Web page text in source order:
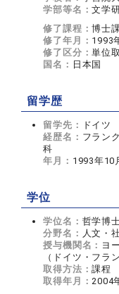
学部等名：文学
修了課程：博士
修了年月： 1993
修了区分：単位
国名： 日本国
留学歴
留学先：
ドイツ
経歴名： フラン
科
年月： 1993年10
学位
学位名： 哲学博
分野名： 人文・
授与機関名： ヨ
（ドイツ・フラ
取得方法：課程
取得年月：2004